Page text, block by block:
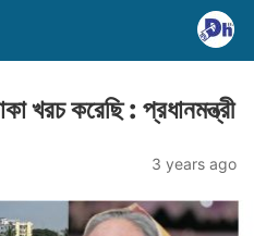
খরচ করেছি : প্রধানমন্ত্রী
3 years ago